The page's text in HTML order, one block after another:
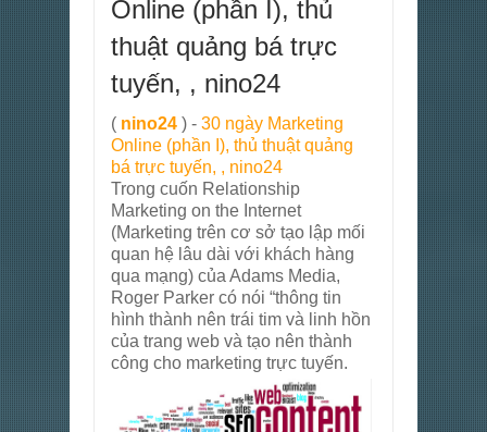
Online (phần I), thủ
thuật quảng bá trực
tuyến, , nino24
( nino24 ) - 30 ngày Marketing
Online (phần I), thủ thuật quảng
bá trực tuyến, , nino24
Trong cuốn Relationship
Marketing on the Internet
(Marketing trên cơ sở tạo lập mối
quan hệ lâu dài với khách hàng
qua mạng) của Adams Media,
Roger Parker có nói “thông tin
hình thành nên trái tim và linh hồn
của trang web và tạo nên thành
công cho marketing trực tuyến.